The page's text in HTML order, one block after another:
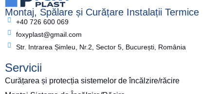
Montaj, Spălare și Curățare Instalații Termice
+40 726 600 069
foxyplast@gmail.com
Str. Intrarea Șimleu, Nr.2, Sector 5, București, România
Servicii
Curățarea și protecția sistemelor de încălzire/răcire